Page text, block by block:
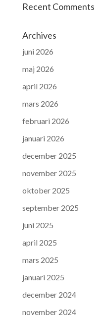
Recent Comments
Archives
juni 2026
maj 2026
april 2026
mars 2026
februari 2026
januari 2026
december 2025
november 2025
oktober 2025
september 2025
juni 2025
april 2025
mars 2025
januari 2025
december 2024
november 2024